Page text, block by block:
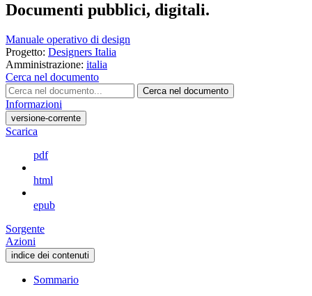
Documenti pubblici, digitali.
Manuale operativo di design
Progetto: Designers Italia
Amministrazione: italia
Cerca nel documento
Cerca nel documento
Informazioni
versione-corrente
Scarica
pdf
html
epub
Sorgente
Azioni
indice dei contenuti
Sommario